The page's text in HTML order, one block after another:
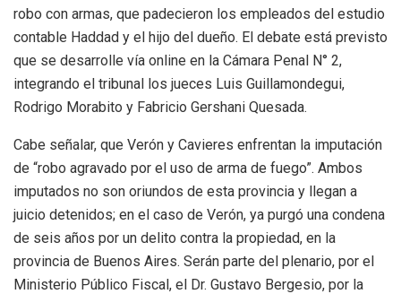
robo con armas, que padecieron los empleados del estudio
contable Haddad y el hijo del dueño. El debate está previsto
que se desarrolle vía online en la Cámara Penal N° 2,
integrando el tribunal los jueces Luis Guillamondegui,
Rodrigo Morabito y Fabricio Gershani Quesada.
Cabe señalar, que Verón y Cavieres enfrentan la imputación
de “robo agravado por el uso de arma de fuego”. Ambos
imputados no son oriundos de esta provincia y llegan a
juicio detenidos; en el caso de Verón, ya purgó una condena
de seis años por un delito contra la propiedad, en la
provincia de Buenos Aires. Serán parte del plenario, por el
Ministerio Público Fiscal, el Dr. Gustavo Bergesio, por la